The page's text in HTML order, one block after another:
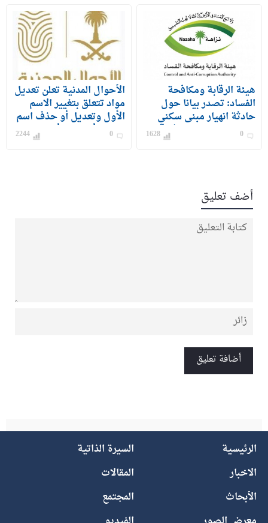
هيئة الرقابة ومكافحة
الفساد: تصدر بيانا حول
حادثة انهيار مبنى سكني
بحي الفيصلية بمحافظة
جدة 0
1628
الأحوال المدنية تعلن تعديل
مواد تتعلق بتغيير الاسم
الأول وتعديل أو حذف اسم
الشهرة أو الفخذ أو القبيلة
0
2244
أضف تعليق
الرئيسية
السيرة الذاتية
الاخبار
المقالات
الأبحاث
المجتمع